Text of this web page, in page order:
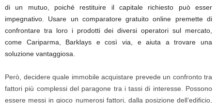
di un mutuo, poiché restituire il capitale richiesto può esser
impegnativo. Usare un comparatore gratuito online premette di
confrontare tra loro i prodotti dei diversi operatori sul mercato,
come Cariparma, Barklays e così via, e aiuta a trovare una
soluzione vantaggiosa.
Però, decidere quale immobile acquistare prevede un confronto tra
fattori più complessi del paragone tra i tassi di interesse. Possono
essere messi in gioco numerosi fattori, dalla posizione dell’edificio,